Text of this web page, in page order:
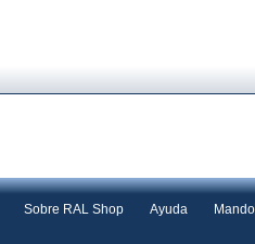
Sobre RAL Shop Ayuda